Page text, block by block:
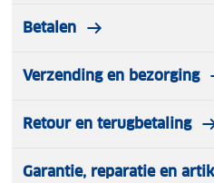
Betalen
Verzending en bezorging
Retour en terugbetaling
Garantie, reparatie en